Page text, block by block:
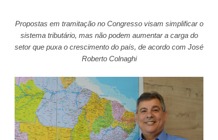
Propostas em tramitação no Congresso visam simplificar o
sistema tributário, mas não podem aumentar a carga do
setor que puxa o crescimento do país, de acordo com José
Roberto Colnaghi